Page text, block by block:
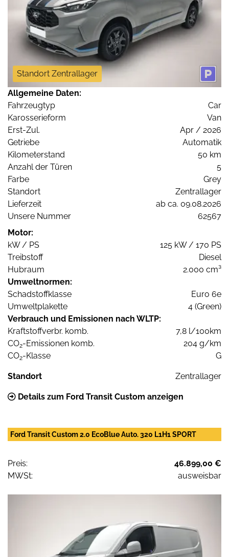
Standort Zentrallager
Allgemeine Daten:
Fahrzeugtyp
Car
Karosserieform
Van
Erst-Zul.
Apr / 2026
Getriebe
Automatik
Kilometerstand
50 km
Anzahl der Türen
5
Farbe
Grey
Standort
Zentrallager
Lieferzeit
ab ca. 09.08.2026
Unsere Nummer
62567
Motor:
kW / PS
125 kW / 170 PS
Treibstoff
Diesel
Hubraum
2.000 cm³
Umweltnormen:
Schadstoffklasse
Euro 6e
Umweltplakette
4 (Green)
Verbrauch und Emissionen nach WLTP:
Kraftstoffverbr. komb.
7,8 l/100km
CO2-Emissionen komb.
204 g/km
CO2-Klasse G
Standort Zentrallager
Details zum Ford Transit Custom anzeigen
Ford Transit Custom 2.0 EcoBlue Auto. 320 L1H1 SPORT
Preis:
46.899,00 €
MWSt:
ausweisbar